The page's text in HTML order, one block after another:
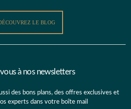
LE BLOG
à nos newsletters
des bons plans, des offres exclusives et
experts dans votre boîte mail